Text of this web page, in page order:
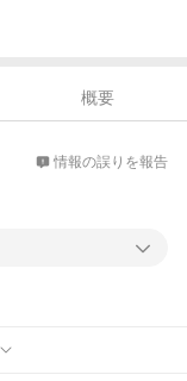
概要
情報の誤りを報告